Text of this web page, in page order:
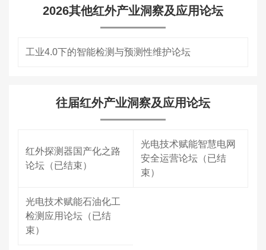
2026其他红外产业洞察及应用论坛
工业4.0下的智能检测与预测性维护论坛
往届红外产业洞察及应用论坛
红外探测器国产化之路
论坛（已结束）
光电技术赋能智慧电网
安全运营论坛（已结
束）
光电技术赋能石油化工
检测应用论坛（已结
束）